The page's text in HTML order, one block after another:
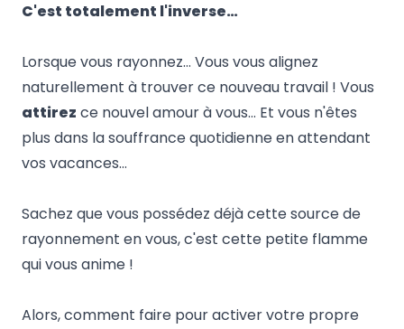
C'est totalement l'inverse…
Lorsque vous rayonnez… Vous vous alignez
naturellement à trouver ce nouveau travail ! Vous
attirez ce nouvel amour à vous… Et vous n'êtes
plus dans la souffrance quotidienne en attendant
vos vacances…
Sachez que vous possédez déjà cette source de
rayonnement en vous, c'est cette petite flamme
qui vous anime !
Alors, comment faire pour activer votre propre